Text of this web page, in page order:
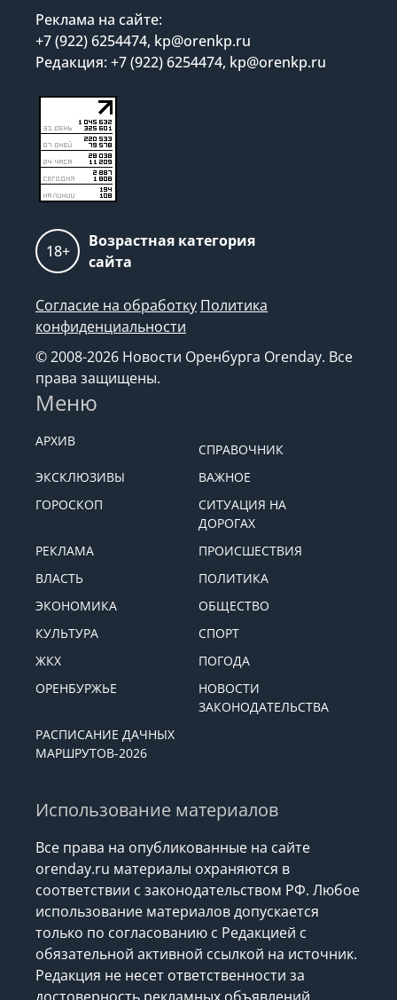
Реклама на сайте:
+7 (922) 6254474, kp@orenkp.ru
Редакция: +7 (922) 6254474, kp@orenkp.ru
18+
Возрастная категория
сайта
Согласие на обработку Политика
конфиденциальности
© 2008-2026 Новости Оренбурга Orenday. Все
права защищены.
Меню
АРХИВ
СПРАВОЧНИК
ЭКСКЛЮЗИВЫ
ВАЖНОЕ
ГОРОСКОП
СИТУАЦИЯ НА
ДОРОГАХ
РЕКЛАМА
ПРОИСШЕСТВИЯ
ВЛАСТЬ
ПОЛИТИКА
ЭКОНОМИКА
ОБЩЕСТВО
КУЛЬТУРА
СПОРТ
ЖКХ
ПОГОДА
ОРЕНБУРЖЬЕ
НОВОСТИ
ЗАКОНОДАТЕЛЬСТВА
РАСПИСАНИЕ ДАЧНЫХ
МАРШРУТОВ-2026
Использование материалов
Все права на опубликованные на сайте
orenday.ru материалы охраняются в
соответствии с законодательством РФ. Любое
использование материалов допускается
только по согласованию с Редакцией с
обязательной активной ссылкой на источник.
Редакция не несет ответственности за